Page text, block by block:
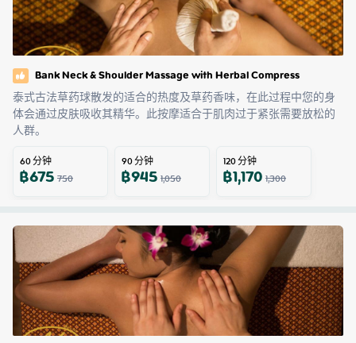
Bank Neck & Shoulder Massage with Herbal Compress
泰式古法草药球散发的适合的热度及草药香味，在此过程中您的身
体会通过皮肤吸收其精华。此按摩适合于肌肉过于紧张需要放松的
人群。
60分钟
฿675750
90分钟
฿9451,050
120分钟
฿1,1701,300